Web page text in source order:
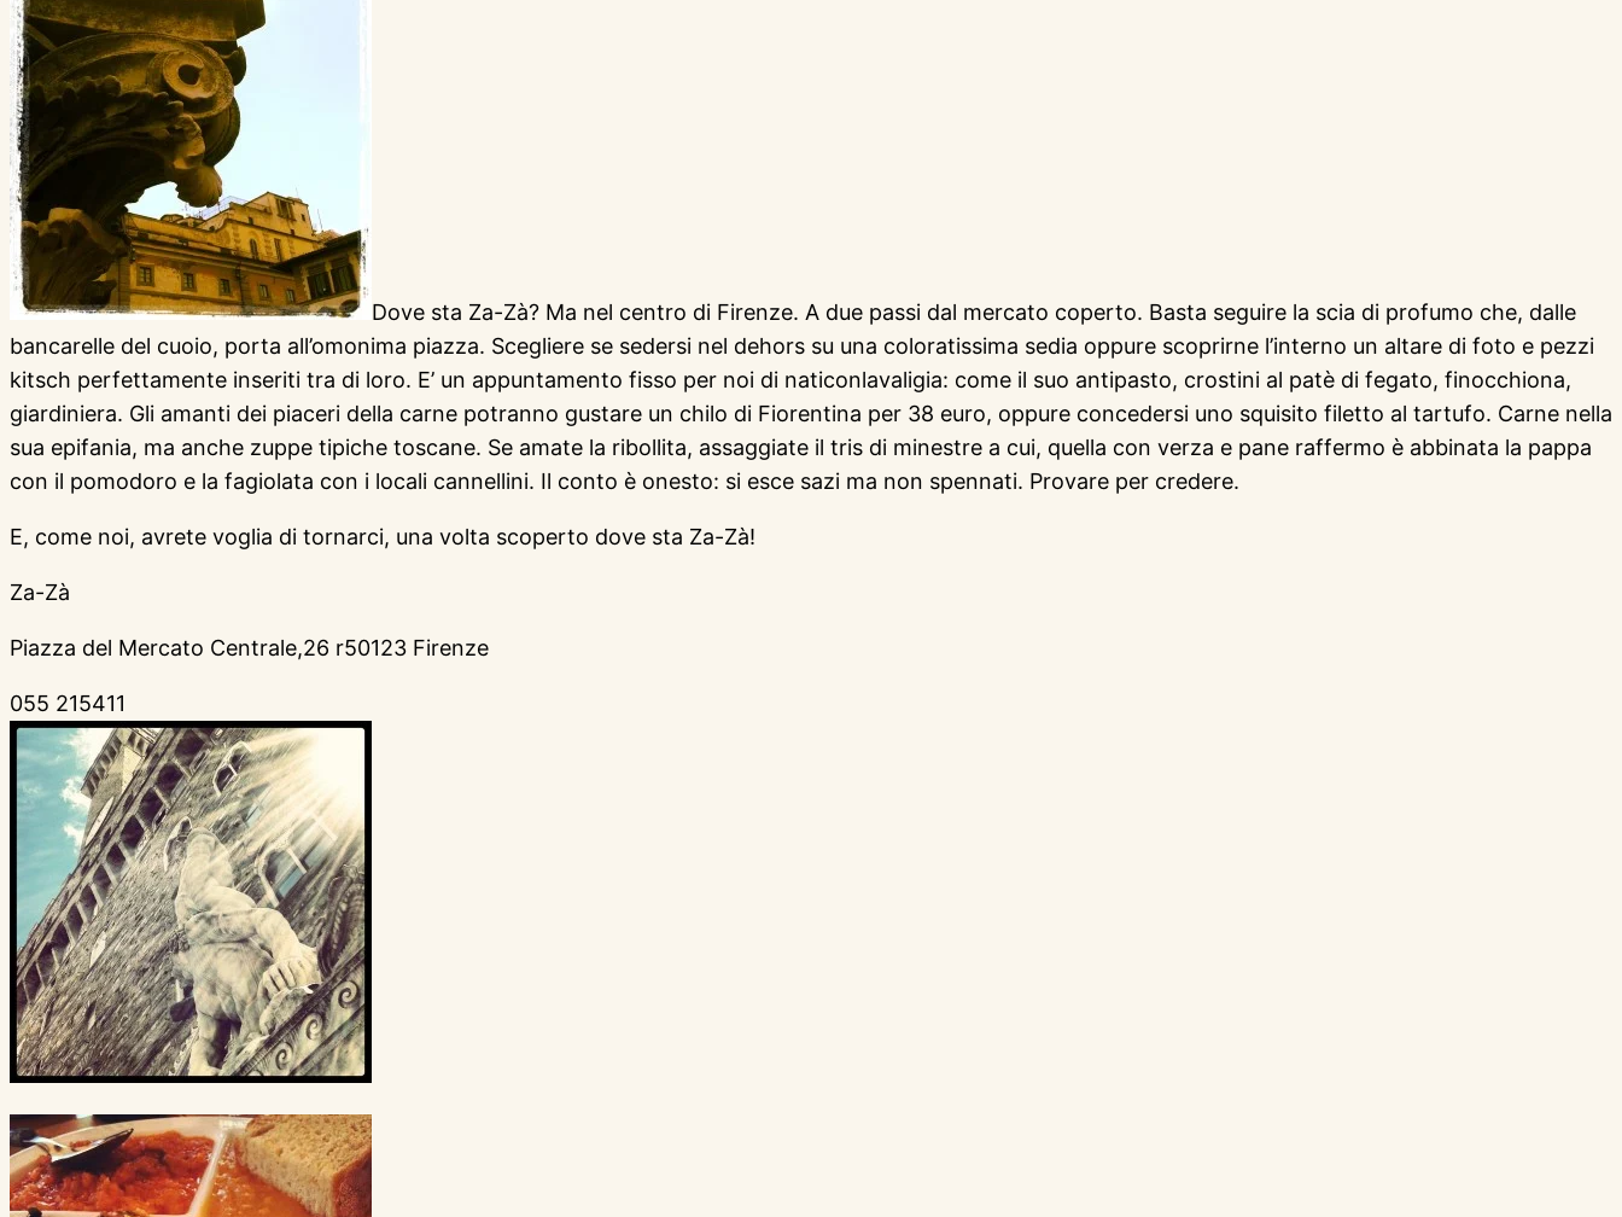
Dove sta Za-Zà? Ma nel centro di Firenze. A due passi dal mercato coperto. Basta seguire la scia di profumo che, dalle
bancarelle del cuoio, porta all’omonima piazza. Scegliere se sedersi nel dehors su una coloratissima sedia oppure scoprirne l’interno un altare di foto e pezzi
kitsch perfettamente inseriti tra di loro. E’ un appuntamento fisso per noi di naticonlavaligia: come il suo antipasto, crostini al patè di fegato, finocchiona,
giardiniera. Gli amanti dei piaceri della carne potranno gustare un chilo di Fiorentina per 38 euro, oppure concedersi uno squisito filetto al tartufo. Carne nella
sua epifania, ma anche zuppe tipiche toscane. Se amate la ribollita, assaggiate il tris di minestre a cui, quella con verza e pane raffermo è abbinata la pappa
con il pomodoro e la fagiolata con i locali cannellini. Il conto è onesto: si esce sazi ma non spennati. Provare per credere.
E, come noi, avrete voglia di tornarci, una volta scoperto dove sta Za-Zà!
Za-Zà
Piazza del Mercato Centrale,26 r50123 Firenze
055 215411